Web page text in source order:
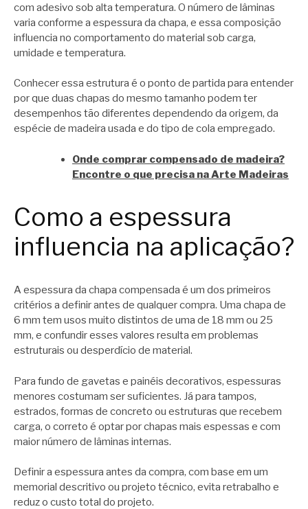
com adesivo sob alta temperatura. O número de lâminas
varia conforme a espessura da chapa, e essa composição
influencia no comportamento do material sob carga,
umidade e temperatura.
Conhecer essa estrutura é o ponto de partida para entender
por que duas chapas do mesmo tamanho podem ter
desempenhos tão diferentes dependendo da origem, da
espécie de madeira usada e do tipo de cola empregado.
Onde comprar compensado de madeira?
Encontre o que precisa na Arte Madeiras
Como a espessura
influencia na aplicação?
A espessura da chapa compensada é um dos primeiros
critérios a definir antes de qualquer compra. Uma chapa de
6 mm tem usos muito distintos de uma de 18 mm ou 25
mm, e confundir esses valores resulta em problemas
estruturais ou desperdício de material.
Para fundo de gavetas e painéis decorativos, espessuras
menores costumam ser suficientes. Já para tampos,
estrados, formas de concreto ou estruturas que recebem
carga, o correto é optar por chapas mais espessas e com
maior número de lâminas internas.
Definir a espessura antes da compra, com base em um
memorial descritivo ou projeto técnico, evita retrabalho e
reduz o custo total do projeto.